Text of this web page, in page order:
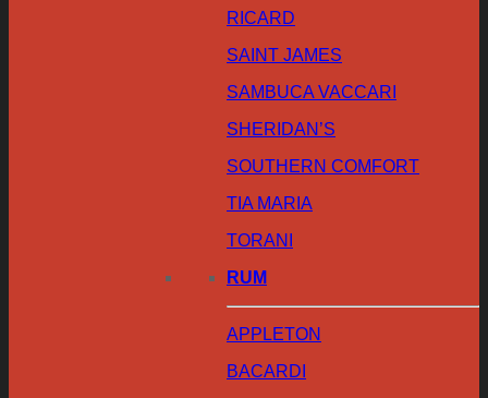
RICARD
SAINT JAMES
SAMBUCA VACCARI
SHERIDAN’S
SOUTHERN COMFORT
TIA MARIA
TORANI
RUM
APPLETON
BACARDI